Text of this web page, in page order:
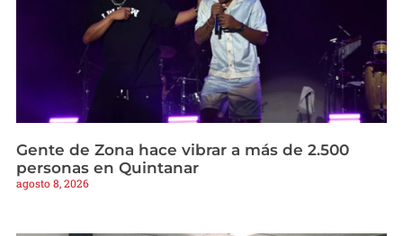
Gente de Zona hace vibrar a más de 2.500
personas en Quintanar
agosto 8, 2026